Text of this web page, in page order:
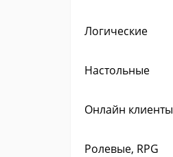
Логические
Настольные
Онлайн клиенты
Ролевые, RPG